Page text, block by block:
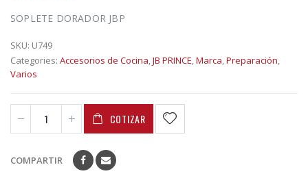
SOPLETE DORADOR JBP
SKU: U749
Categories: Accesorios de Cocina,JB PRINCE,Marca,Preparación,
Varios
COTIZAR
COMPARTIR